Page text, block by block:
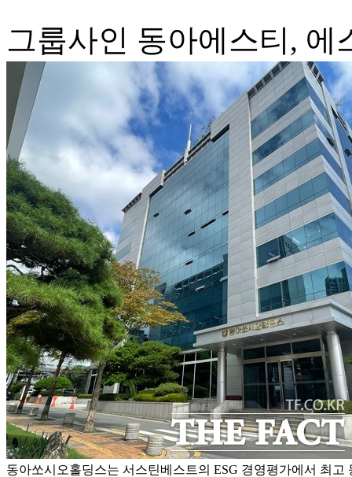
그룹사인 동아에스티, 에
동아쏘시오홀딩스는 서스틴베스트의 ESG 경영평가에서 최고